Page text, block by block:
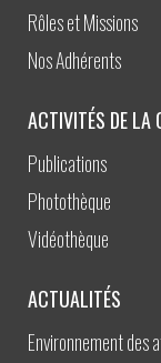
Rôles et Missions
Nos Adhérents
ACTIVITÉS DE LA
Publications
Photothèque
Vidéothèque
ACTUALITÉS
Environnement des